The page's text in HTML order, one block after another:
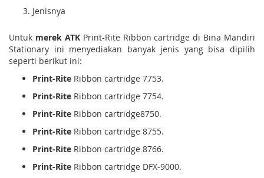
Jenisnya
Untuk merek ATK Print-Rite Ribbon cartridge di Bina Mandiri
Stationary ini menyediakan banyak jenis yang bisa dipilih
seperti berikut ini:
Print-Rite Ribbon cartridge 7753.
Print-Rite Ribbon cartridge 7754.
Print-Rite Ribbon cartridge8750.
Print-Rite Ribbon cartridge 8755.
Print-Rite Ribbon cartridge 8766.
Print-Rite Ribbon cartridge DFX-9000.